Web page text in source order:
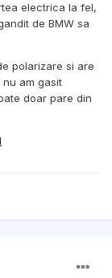
electrica la fel,
de BMW sa
polarizare si are
am gasit
doar pare din